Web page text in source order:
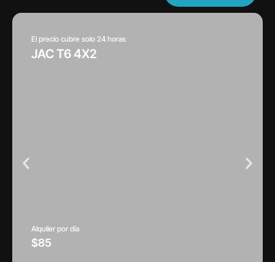
El precio cubre solo 24 horas
JAC T6 4X2
Alquiler por día
$85